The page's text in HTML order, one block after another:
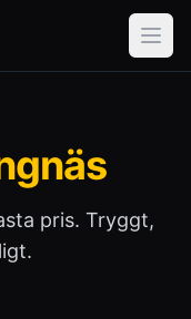
pris. Tryggt,